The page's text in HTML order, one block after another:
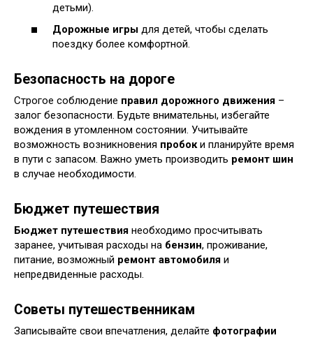
детьми).
Дорожные игры для детей, чтобы сделать
поездку более комфортной.
Безопасность на дороге
Строгое соблюдение правил дорожного движения –
залог безопасности. Будьте внимательны, избегайте
вождения в утомленном состоянии. Учитывайте
возможность возникновения пробоки планируйте время
в пути с запасом. Важно уметь производить ремонт шин
в случае необходимости.
Бюджет путешествия
Бюджет путешествия необходимо просчитывать
заранее, учитывая расходы на бензин, проживание,
питание, возможный ремонт автомобиля и
непредвиденные расходы.
Советы путешественникам
Записывайте свои впечатления, делайте фотографии